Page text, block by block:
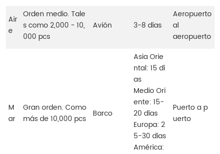
Air
e
Orden medio. Tale
s como 2,000 - 10,
000 pcs
Avión 3-8 días
Aeropuerto
al
aeropuerto
M
ar
Gran orden. Como
más de 10,000 pcs
Barco
Asia Orie
ntal: 15 dí
as
Medio Ori
ente: 15-
20 días
Europa: 2
5-30 días
América:
Puerto a p
uerto